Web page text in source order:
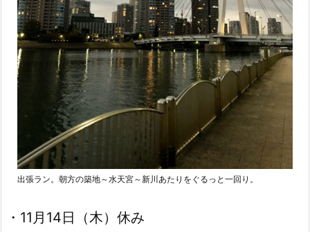
出張ラン。朝方の築地～水天宮～新川あたりをぐるっと一回り。
・11月14日（木）休み